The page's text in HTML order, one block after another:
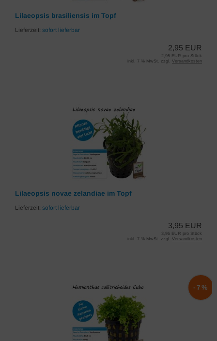
Lilaeopsis brasiliensis im Topf
Lieferzeit: sofort lieferbar
2,95 EUR
2,95 EUR pro Stück
inkl. 7 % MwSt. zzgl. Versandkosten
Lilaeopsis novae zelandiae im Topf
Lieferzeit: sofort lieferbar
3,95 EUR
3,95 EUR pro Stück
inkl. 7 % MwSt. zzgl. Versandkosten
-7%